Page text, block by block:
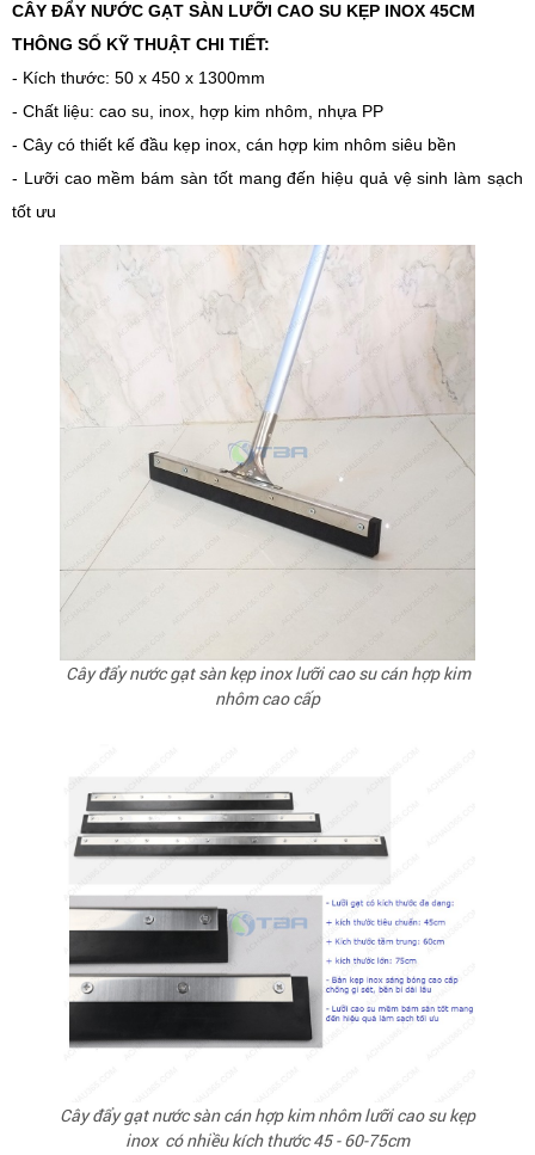
CÂY ĐẨY NƯỚC GẠT SÀN LƯỠI CAO SU KẸP INOX 45CM
THÔNG SỐ KỸ THUẬT CHI TIẾT:
- Kích thước: 50 x 450 x 1300mm
- Chất liệu: cao su, inox, hợp kim nhôm, nhựa PP
- Cây có thiết kế đầu kẹp inox, cán hợp kim nhôm siêu bền
- Lưỡi cao mềm bám sàn tốt mang đến hiệu quả vệ sinh làm sạch
tốt ưu
Cây đẩy nước gạt sàn kẹp inox lưỡi cao su cán hợp kim
nhôm cao cấp
Cây đẩy gạt nước sàn cán hợp kim nhôm lưỡi cao su kẹp
inox có nhiều kích thước 45 - 60-75cm